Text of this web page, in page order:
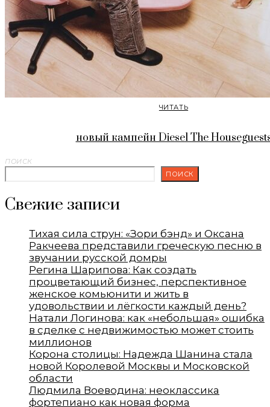
ЧИТАТЬ
новый кампейн Diesel The
ПОИСК
ПОИСК
Свежие записи
Тихая сила струн: «Зори бэнд» и Оксана
Ракчеева представили греческую песню в
звучании русской домры
Регина Шарипова: Как создать
процветающий бизнес, перспективное
женское комьюнити и жить в
удовольствии и лёгкости каждый день?
Натали Логинова: как «небольшая» ошибка
в сделке с недвижимостью может стоить
миллионов
Корона столицы: Надежда Шанина стала
новой Королевой Москвы и Московской
области
Людмила Воеводина: неоклассика
фортепиано как новая форма